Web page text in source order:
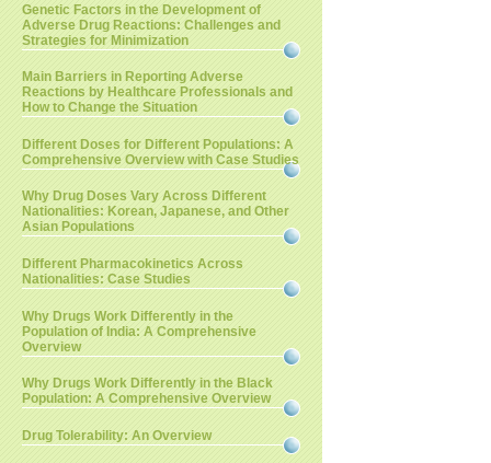
Genetic Factors in the Development of
Adverse Drug Reactions: Challenges and
Strategies for Minimization
Main Barriers in Reporting Adverse
Reactions by Healthcare Professionals and
How to Change the Situation
Different Doses for Different Populations: A
Comprehensive Overview with Case Studies
Why Drug Doses Vary Across Different
Nationalities: Korean, Japanese, and Other
Asian Populations
Different Pharmacokinetics Across
Nationalities: Case Studies
Why Drugs Work Differently in the
Population of India: A Comprehensive
Overview
Why Drugs Work Differently in the Black
Population: A Comprehensive Overview
Drug Tolerability: An Overview